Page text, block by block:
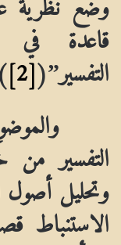
قاعدة
التفسير”([2]
التفسير
وتحليل أصول
الاستنباط